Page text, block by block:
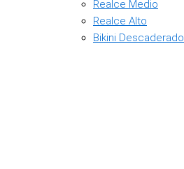
Realce Medio
Realce Alto
Bikini Descaderado